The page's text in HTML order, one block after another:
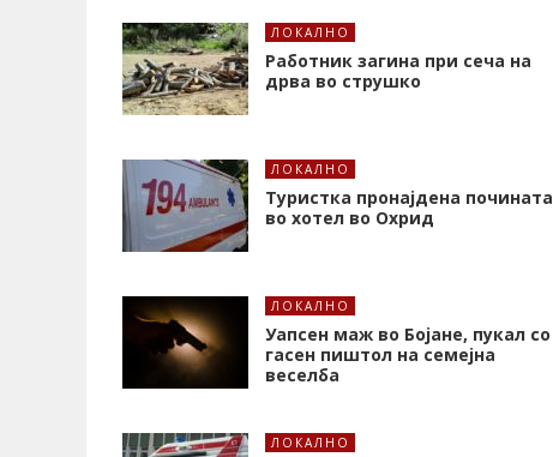
ЛОКАЛНО
Работник загина при сеча на
дрва во струшко
ЛОКАЛНО
Туристка пронајдена почината
во хотел во Охрид
ЛОКАЛНО
Уапсен маж во Бојане, пукал со
гасен пиштол на семејна
веселба
ЛОКАЛНО